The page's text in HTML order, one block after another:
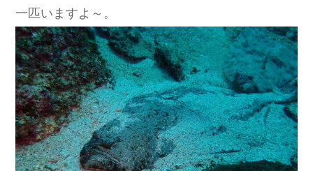
一匹いますよ～。